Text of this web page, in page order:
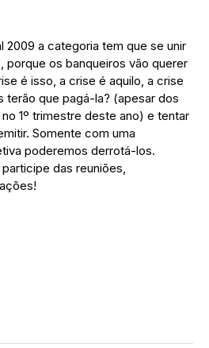
2009 a categoria tem que se unir
porque os banqueiros vão querer
é isso, a crise é aquilo, a crise
que pagá-la? (apesar dos
1º trimestre deste ano) e tentar
Somente com uma
poderemos derrotá-los.
das reuniões,